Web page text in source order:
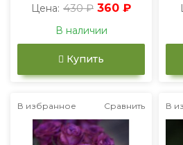
Цена: 430 ₽ 360 ₽
В наличии
Купить
В избранное Сравнить В